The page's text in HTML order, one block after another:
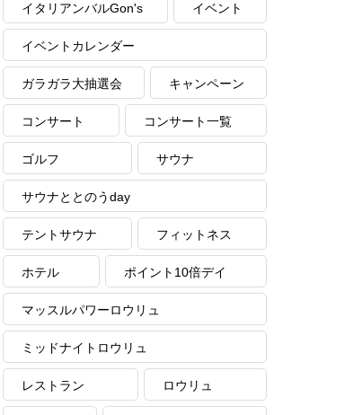
イタリアンバルGon's イベント
イベントカレンダー
ガラガラ大抽選会 キャンペーン
コンサート コンサート一覧
ゴルフ サウナ
サウナととのうday
テントサウナ フィットネス
ホテル ポイント10倍デイ
マッスルパワーロウリュ
ミッドナイトロウリュ
レストラン ロウリュ